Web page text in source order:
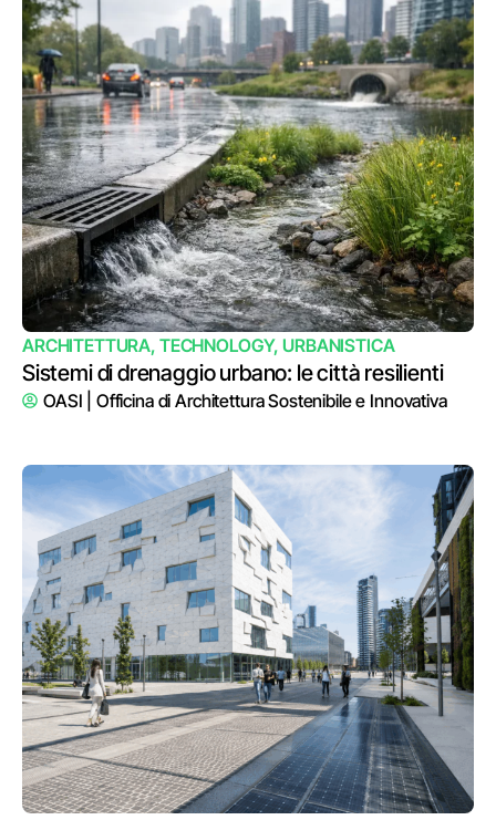
ARCHITETTURA, TECHNOLOGY,URBANISTICA
Sistemi di drenaggio urbano: le città resilienti
OASI | Officina di Architettura Sostenibile e Innovativa